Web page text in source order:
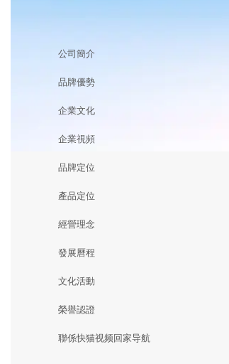
公司簡介
品牌優勢
企業文化
企業視頻
品牌定位
產品定位
經營理念
發展曆程
文化活動
榮譽認證
聯係快猫视频回家导航